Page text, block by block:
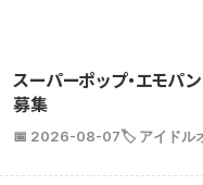
スーパーポップ・エモパ
募集
📅 2026-08-07🏷️ アイドル